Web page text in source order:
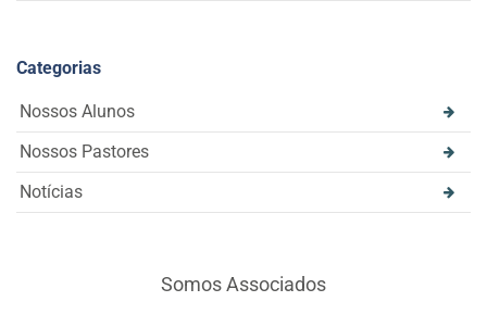
Categorias
Nossos Alunos
Nossos Pastores
Notícias
Somos Associados